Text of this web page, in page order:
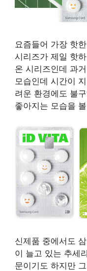
요즘들어 가장 핫
시리즈가 제일 핫
온 시리즈인데 과
모습인데 시간이
려운 환경에도 불
좋아지는 모습을
신제품 중에서도
이 늘고 있는 추세
문이기도 하지만